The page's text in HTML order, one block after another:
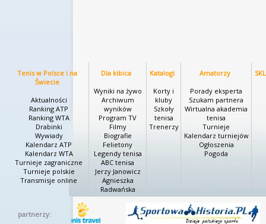
Tenis w Polsce i na
Świecie
Aktualności
Ranking ATP
Ranking WTA
Drabinki
Wywiady
Kalendarz ATP
Kalendarz WTA
Turnieje zagraniczne
Turnieje polskie
Transmisje online
Dla kibica
Wyniki na żywo
Archiwum
wyników
Program TV
Filmy
Biografie
Felietony
Legendy tenisa
ABC tenisa
Jerzy Janowicz
Agnieszka
Radwańska
Katalogi
Korty i
kluby
Szkoły
tenisa
Trenerzy
Amatorzy
Porady eksperta
Szukam partnera
Wirtualna akademia
tenisa
Turnieje
Kalendarz turniejów
Ogłoszenia
Pogoda
partnerzy: